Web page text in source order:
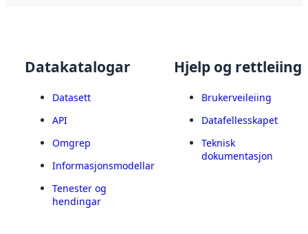
Datakatalogar
Datasett
API
Omgrep
Informasjonsmodellar
Tenester og
hendingar
Hjelp og rettleiing
Brukerveileiing
Datafellesskapet
Teknisk
dokumentasjon